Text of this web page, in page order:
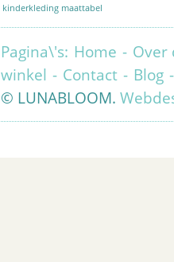
kinderkleding maattabel
Pagina\'s: Home - Over
winkel - Contact - Blog
© LUNABLOOM.